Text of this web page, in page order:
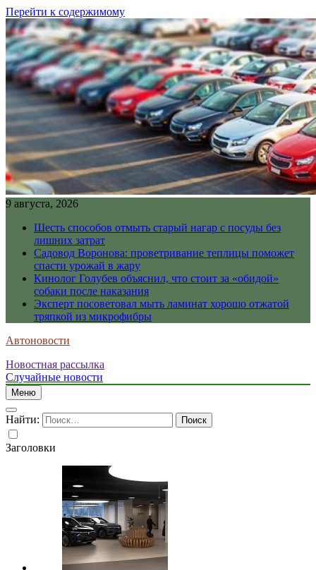
Перейти к содержимому
9 августа, 2026
Шесть способов отмыть старый нагар с посуды без
лишних затрат
Садовод Воронова: проветривание теплицы поможет
спасти урожай в жару
Кинолог Голубев объяснил, что стоит за «обидой»
собаки после наказания
Эксперт посоветовал мыть ламинат хорошо отжатой
тряпкой из микрофибры
Автоновости
Новостная рассылка
Случайные новости
Меню
Найти:
Заголовки